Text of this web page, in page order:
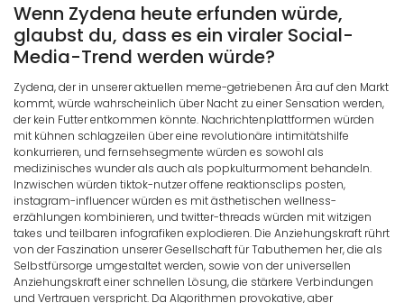
Wenn Zydena heute erfunden würde,
glaubst du, dass es ein viraler Social-
Media-Trend werden würde?
Zydena, der in unserer aktuellen meme-getriebenen Ära auf den Markt
kommt, würde wahrscheinlich über Nacht zu einer Sensation werden,
der kein Futter entkommen könnte. Nachrichtenplattformen würden
mit kühnen schlagzeilen über eine revolutionäre intimitätshilfe
konkurrieren, und fernsehsegmente würden es sowohl als
medizinisches wunder als auch als popkulturmoment behandeln.
Inzwischen würden tiktok-nutzer offene reaktionsclips posten,
instagram-influencer würden es mit ästhetischen wellness-
erzählungen kombinieren, und twitter-threads würden mit witzigen
takes und teilbaren infografiken explodieren. Die Anziehungskraft rührt
von der Faszination unserer Gesellschaft für Tabuthemen her, die als
Selbstfürsorge umgestaltet werden, sowie von der universellen
Anziehungskraft einer schnellen Lösung, die stärkere Verbindungen
und Vertrauen verspricht. Da Algorithmen provokative, aber